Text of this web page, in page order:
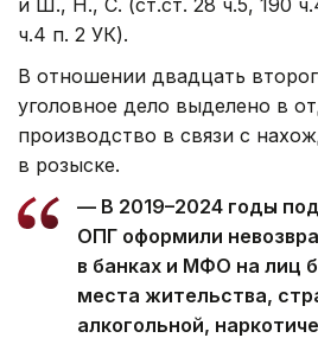
ч.4 п. 2 УК).
В отношении двадцать
уголовное дело выделено в
производство в связи с
в розыске.
— В 2019–2024 годы
ОПГ оформили
в банках и МФО на лиц
места жительства,
алкогольной,